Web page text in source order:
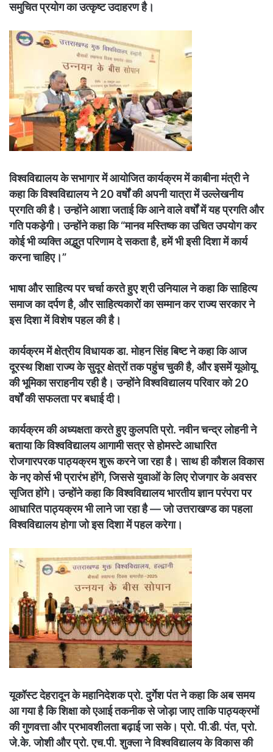
समुचित प्रयोग का उत्कृष्ट उदाहरण है।
विश्वविद्यालय के सभागार में आयोजित कार्यक्रम में काबीना मंत्री ने
कहा कि विश्वविद्यालय ने 20 वर्षों की अपनी यात्रा में उल्लेखनीय
प्रगति की है। उन्होंने आशा जताई कि आने वाले वर्षों में यह प्रगति और
गति पकड़ेगी। उन्होंने कहा कि “मानव मस्तिष्क का उचित उपयोग कर
कोई भी व्यक्ति अद्भुत परिणाम दे सकता है, हमें भी इसी दिशा में कार्य
करना चाहिए।”
भाषा और साहित्य पर चर्चा करते हुए श्री उनियाल ने कहा कि साहित्य
समाज का दर्पण है, और साहित्यकारों का सम्मान कर राज्य सरकार ने
इस दिशा में विशेष पहल की है।
कार्यक्रम में क्षेत्रीय विधायक डा. मोहन सिंह बिष्ट ने कहा कि आज
दूरस्थ शिक्षा राज्य के सुदूर क्षेत्रों तक पहुंच चुकी है, और इसमें यूओयू
की भूमिका सराहनीय रही है। उन्होंने विश्वविद्यालय परिवार को 20
वर्षों की सफलता पर बधाई दी।
कार्यक्रम की अध्यक्षता करते हुए कुलपति प्रो. नवीन चन्द्र लोहनी ने
बताया कि विश्वविद्यालय आगामी सत्र से होमस्टे आधारित
रोजगारपरक पाठ्यक्रम शुरू करने जा रहा है। साथ ही कौशल विकास
के नए कोर्स भी प्रारंभ होंगे, जिससे युवाओं के लिए रोजगार के अवसर
सृजित होंगे। उन्होंने कहा कि विश्वविद्यालय भारतीय ज्ञान परंपरा पर
आधारित पाठ्यक्रम भी लाने जा रहा है — जो उत्तराखण्ड का पहला
विश्वविद्यालय होगा जो इस दिशा में पहल करेगा।
यूकॉस्ट देहरादून के महानिदेशक प्रो. दुर्गेश पंत ने कहा कि अब समय
आ गया है कि शिक्षा को एआई तकनीक से जोड़ा जाए ताकि पाठ्यक्रमों
की गुणवत्ता और प्रभावशीलता बढ़ाई जा सके। प्रो. पी.डी. पंत, प्रो.
जे.के. जोशी और प्रो. एच.पी. शुक्ला ने विश्वविद्यालय के विकास की